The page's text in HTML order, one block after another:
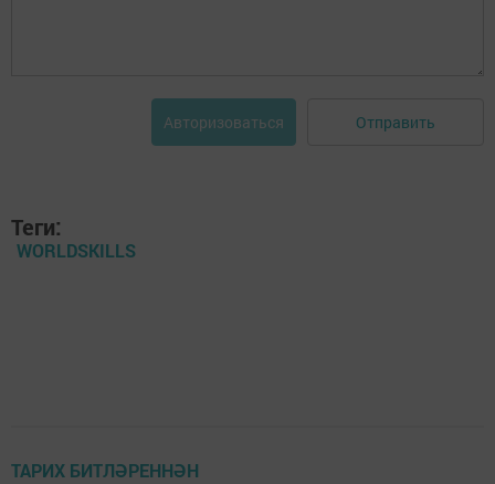
Авторизоваться Отправить
Теги:
WORLDSKILLS
ТАРИХ БИТЛӘРЕННӘН